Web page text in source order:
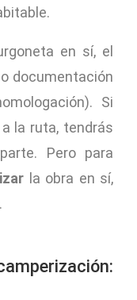
en sí, el
documentación
Si
la ruta, tendrás
Pero para
la obra en sí,